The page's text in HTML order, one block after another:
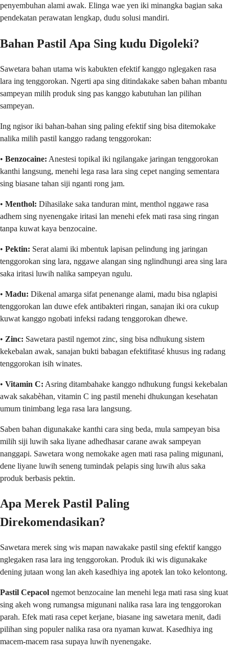
penyembuhan alami awak. Elinga wae yen iki minangka bagian saka
pendekatan perawatan lengkap, dudu solusi mandiri.
Bahan Pastil Apa Sing kudu Digoleki?
Sawetara bahan utama wis kabukten efektif kanggo nglegaken rasa
lara ing tenggorokan. Ngerti apa sing ditindakake saben bahan mbantu
sampeyan milih produk sing pas kanggo kabutuhan lan pilihan
sampeyan.
Ing ngisor iki bahan-bahan sing paling efektif sing bisa ditemokake
nalika milih pastil kanggo radang tenggorokan:
• Benzocaine: Anestesi topikal iki ngilangake jaringan tenggorokan
kanthi langsung, menehi lega rasa lara sing cepet nanging sementara
sing biasane tahan siji nganti rong jam.
• Menthol: Dihasilake saka tanduran mint, menthol nggawe rasa
adhem sing nyenengake iritasi lan menehi efek mati rasa sing ringan
tanpa kuwat kaya benzocaine.
• Pektin: Serat alami iki mbentuk lapisan pelindung ing jaringan
tenggorokan sing lara, nggawe alangan sing nglindhungi area sing lara
saka iritasi luwih nalika sampeyan ngulu.
• Madu: Dikenal amarga sifat penenange alami, madu bisa nglapisi
tenggorokan lan duwe efek antibakteri ringan, sanajan iki ora cukup
kuwat kanggo ngobati infeksi radang tenggorokan dhewe.
• Zinc: Sawetara pastil ngemot zinc, sing bisa ndhukung sistem
kekebalan awak, sanajan bukti babagan efektifitasé khusus ing radang
tenggorokan isih winates.
• Vitamin C: Asring ditambahake kanggo ndhukung fungsi kekebalan
awak sakabèhan, vitamin C ing pastil menehi dhukungan kesehatan
umum tinimbang lega rasa lara langsung.
Saben bahan digunakake kanthi cara sing beda, mula sampeyan bisa
milih siji luwih saka liyane adhedhasar carane awak sampeyan
nanggapi. Sawetara wong nemokake agen mati rasa paling migunani,
dene liyane luwih seneng tumindak pelapis sing luwih alus saka
produk berbasis pektin.
Apa Merek Pastil Paling
Direkomendasikan?
Sawetara merek sing wis mapan nawakake pastil sing efektif kanggo
nglegaken rasa lara ing tenggorokan. Produk iki wis digunakake
dening jutaan wong lan akeh kasedhiya ing apotek lan toko kelontong.
Pastil Cepacol ngemot benzocaine lan menehi lega mati rasa sing kuat
sing akeh wong rumangsa migunani nalika rasa lara ing tenggorokan
parah. Efek mati rasa cepet kerjane, biasane ing sawetara menit, dadi
pilihan sing populer nalika rasa ora nyaman kuwat. Kasedhiya ing
macem-macem rasa supaya luwih nyenengake.